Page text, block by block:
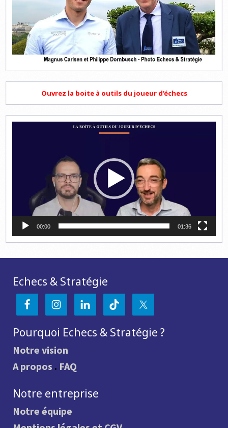
Ouvrez la boite à outils du joueur d'échecs
00:00 01:36
Echecs & Stratégie
Pourquoi Echecs & Stratégie ?
Notre vision
A propos . FAQ
Notre entreprise
Notre équipe